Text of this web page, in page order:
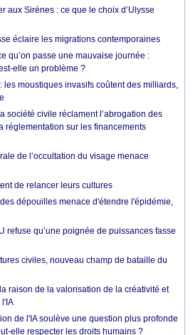
aux Sirènes : ce que le choix d’Ulysse
éclaire les migrations contemporaines
qu’on passe une mauvaise journée :
elle un problème ?
les moustiques invasifs coûtent des milliards,
société civile réclament l’abrogation des
réglementation sur les financements
de l’occultation du visage menace
de relancer leurs cultures
dépouilles menace d'étendre l'épidémie,
refuse qu’une poignée de puissances fasse
civiles, nouveau champ de bataille du
raison de la valorisation de la créativité et
l'IA
de l'IA soulève une question plus profonde
elle respecter les droits humains ?